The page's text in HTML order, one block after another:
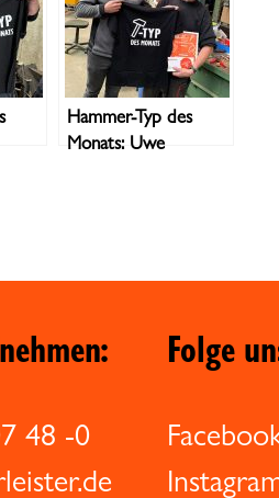
Hammer-Typ des
Monats: Uwe
48 -0
Folge